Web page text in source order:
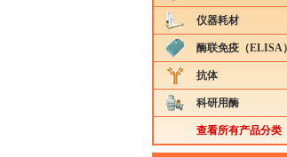
仪器耗材
酶联免疫（ELISA）
抗体
科研用酶
查看所有产品分类